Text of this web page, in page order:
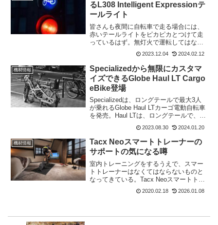
るL308 Intelligent Expressionテ
ールライト
皆さんも夜間に自転車で走る場合には、
赤いテールライトをピカピカとつけて走
っているはず。無灯火で運転してはなら
ないと道路交通法にも書かれてますね。
通常のテールライトは赤で点灯とかが多
いけど、このライトシグナルを自分で作
ることの出来る製品がある...
2023.12.04 2024.02.12
機材情報
Specializedから無限にカスタマ
イズできるGlobe Haul LT Cargo
eBike登場
Specializedは、ロングテールで最大3人
が乗れるGlobe Haul LTカーゴ電動自転車
を発売。Haul LTは、ロングテールで、後
部のラックスペースが2倍になり、積載能
力は50%増加している。小さな子供二人
ならば、荷物を満載して...
2023.08.30 2024.01.20
機材情報
Tacx Neoスマートトレーナーの
サポートの気になる噂
室内トレーニングをするうえで、スマー
トトレーナーはなくてはならないものと
なってきている。Tacx Neoスマートトレ
ーナーはその代表ともいえるスマートト
レーナー。そのサポートについて気にな
2020.02.18 2026.01.08